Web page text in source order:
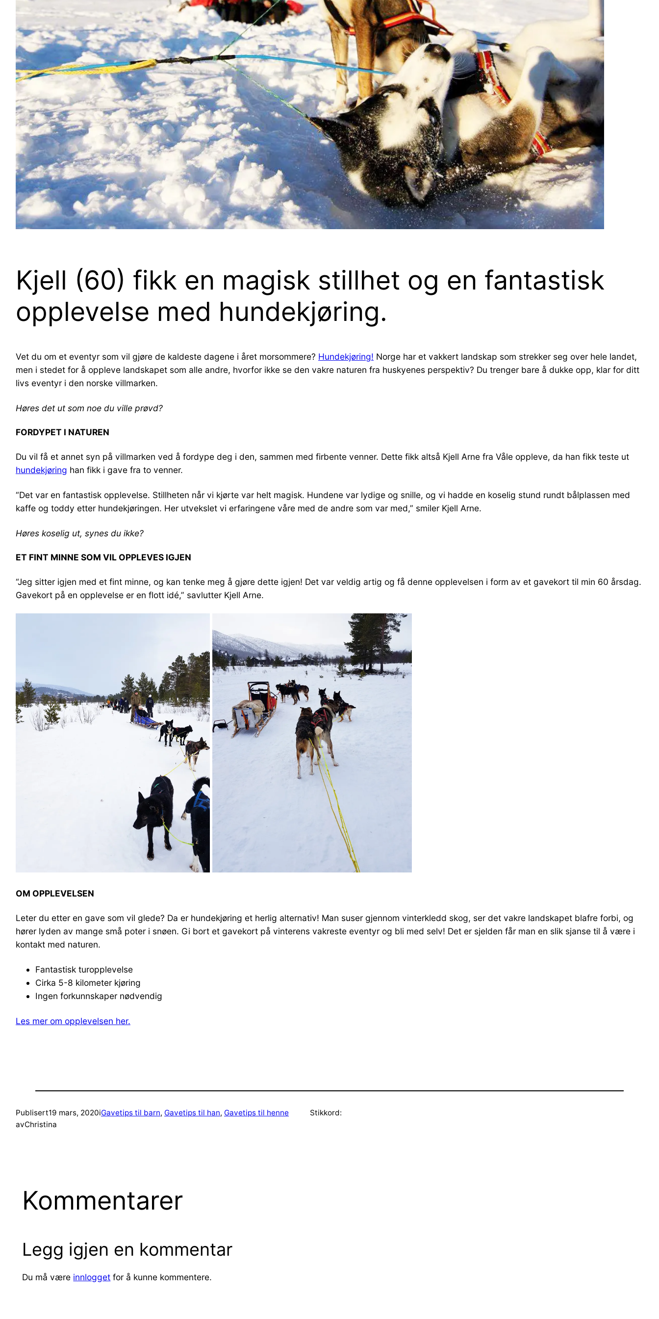
Kjell (60) fikk en magisk stillhet og en fantastisk
opplevelse med hundekjøring.
Vet du om et eventyr som vil gjøre de kaldeste dagene i året morsommere? Hundekjøring! Norge har et vakkert landskap som strekker seg over hele landet,
men i stedet for å oppleve landskapet som alle andre, hvorfor ikke se den vakre naturen fra huskyenes perspektiv? Du trenger bare å dukke opp, klar for ditt
livs eventyr i den norske villmarken.
Høres det ut som noe du ville prøvd?
FORDYPET I NATUREN
Du vil få et annet syn på villmarken ved å fordype deg i den, sammen med firbente venner. Dette fikk altså Kjell Arne fra Våle oppleve, da han fikk teste ut
hundekjøring han fikk i gave fra to venner.
“Det var en fantastisk opplevelse. Stillheten når vi kjørte var helt magisk. Hundene var lydige og snille, og vi hadde en koselig stund rundt bålplassen med
kaffe og toddy etter hundekjøringen. Her utvekslet vi erfaringene våre med de andre som var med,” smiler Kjell Arne.
Høres koselig ut, synes du ikke?
ET FINT MINNE SOM VIL OPPLEVES IGJEN
“Jeg sitter igjen med et fint minne, og kan tenke meg å gjøre dette igjen! Det var veldig artig og få denne opplevelsen i form av et gavekort til min 60 årsdag.
Gavekort på en opplevelse er en flott idé,” savlutter Kjell Arne.
OM OPPLEVELSEN
Leter du etter en gave som vil glede? Da er hundekjøring et herlig alternativ! Man suser gjennom vinterkledd skog, ser det vakre landskapet blafre forbi, og
hører lyden av mange små poter i snøen. Gi bort et gavekort på vinterens vakreste eventyr og bli med selv! Det er sjelden får man en slik sjanse til å være i
kontakt med naturen.
Fantastisk turopplevelse
Cirka 5-8 kilometer kjøring
Ingen forkunnskaper nødvendig
Les mer om opplevelsen her.
Publisert19 mars, 2020iGavetips til barn, Gavetips til han, Gavetips til henne
avChristina
Stikkord:
Kommentarer
Legg igjen en kommentar
Du må være innlogget for å kunne kommentere.